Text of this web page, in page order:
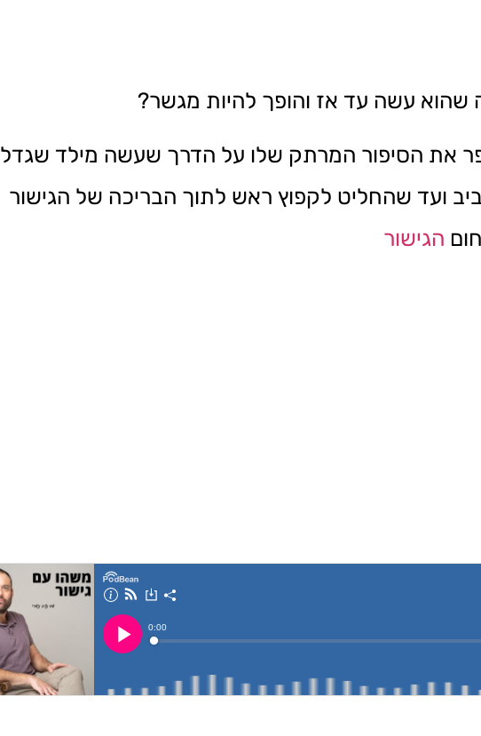
עשה עד אז והופך להיות מגשר?
את הסיפור המרתק שלו על הדרך שעשה מילד שגדל
ועד שהחליט לקפוץ ראש לתוך הבריכה של הגישור
הגישור